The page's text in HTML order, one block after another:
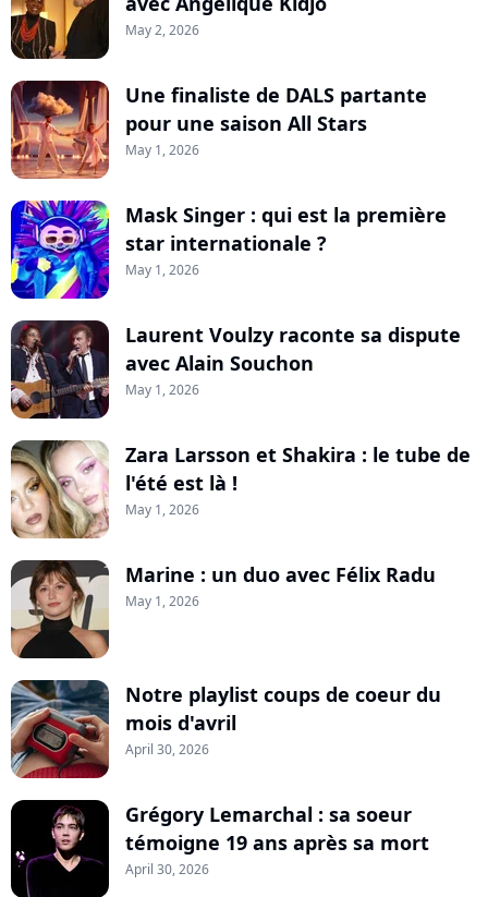
May 2, 2026
Une finaliste de DALS partante
pour une saison All Stars
May 1, 2026
Mask Singer : qui est la première
star internationale ?
May 1, 2026
Laurent Voulzy raconte sa dispute
avec Alain Souchon
May 1, 2026
Zara Larsson et Shakira : le tube de
l'été est là !
May 1, 2026
Marine : un duo avec Félix Radu
May 1, 2026
Notre playlist coups de coeur du
mois d'avril
April 30, 2026
Grégory Lemarchal : sa soeur
témoigne 19 ans après sa mort
April 30, 2026